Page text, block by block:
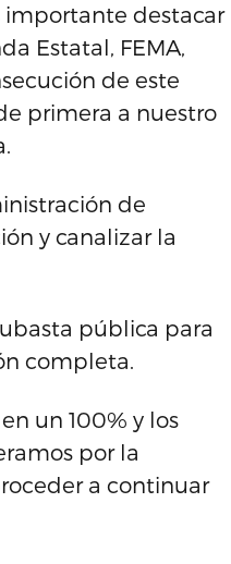
importante destacar
Estatal, FEMA,
de este
primera a nuestro
de
y canalizar la
pública para
completa.
un 100% y los
por la
a continuar